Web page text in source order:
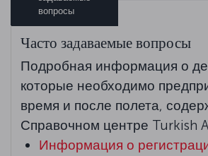
вопросы
Часто задаваемые вопросы
Подробная информация о
которые необходимо
время и после полета,
Справочном центре Turkish
Информация о